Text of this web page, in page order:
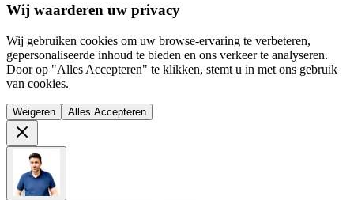
Wij waarderen uw privacy
Wij gebruiken cookies om uw browse-ervaring te verbeteren,
gepersonaliseerde inhoud te bieden en ons verkeer te analyseren.
Door op "Alles Accepteren" te klikken, stemt u in met ons gebruik
van cookies.
Weigeren Alles Accepteren